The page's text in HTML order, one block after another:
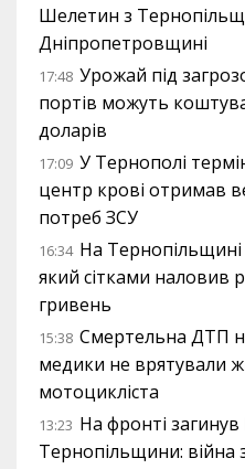
Шелетин з
Дніпропетровщині
17:48 Урожай під
портів можуть
доларів
17:09 У Тернополі
центр крові отримав
потреб ЗСУ
16:34 На
який сітками наловив
гривень
15:38 Смертельна ДТП
медики не врятували
мотоцикліста
13:23 На фронті
Тернопільщини: війна